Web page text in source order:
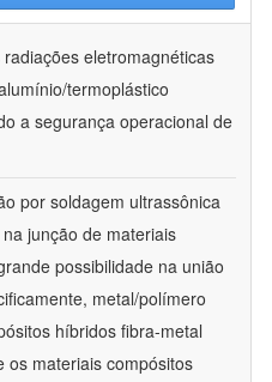
eletromagnéticas
termoplástico
a segurança operacional de
por soldagem ultrassônica
junção de materiais
possibilidade na união
metal/polímero
híbridos fibra-metal
os materiais compósitos